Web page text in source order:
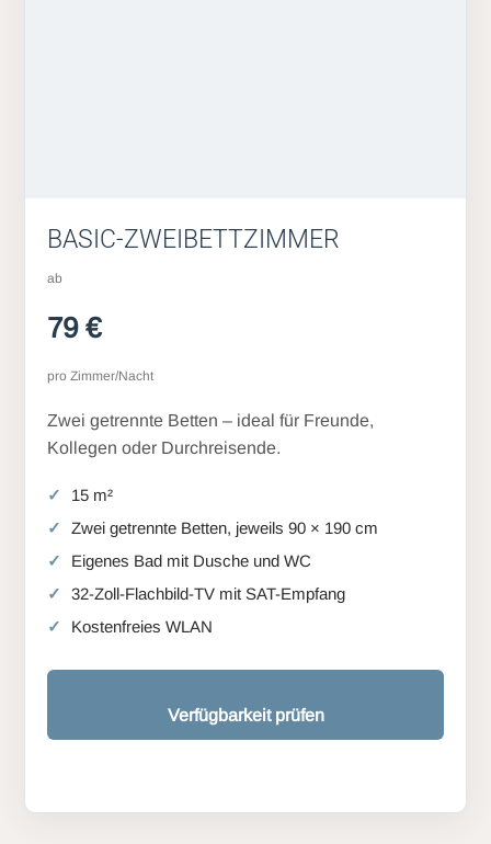
BASIC-ZWEIBETTZIMMER
ab
79 €
pro Zimmer/Nacht
Zwei getrennte Betten – ideal für Freunde,
Kollegen oder Durchreisende.
15 m²
Zwei getrennte Betten, jeweils 90 × 190 cm
Eigenes Bad mit Dusche und WC
32-Zoll-Flachbild-TV mit SAT-Empfang
Kostenfreies WLAN
Verfügbarkeit prüfen